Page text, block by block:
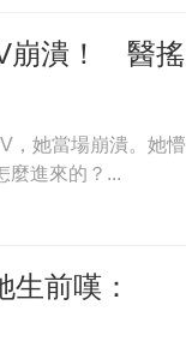
崩潰！ 醫搖
，她當場崩潰。她懵
麼進來的？...
前嘆：